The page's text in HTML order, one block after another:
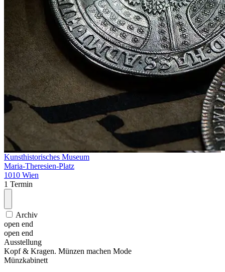
Kunsthistorisches Museum
Maria-Theresien-Platz
1010 Wien
1 Termin
Archiv
open end
open end
Ausstellung
Kopf & Kragen. Münzen machen Mode
Münzkabinett